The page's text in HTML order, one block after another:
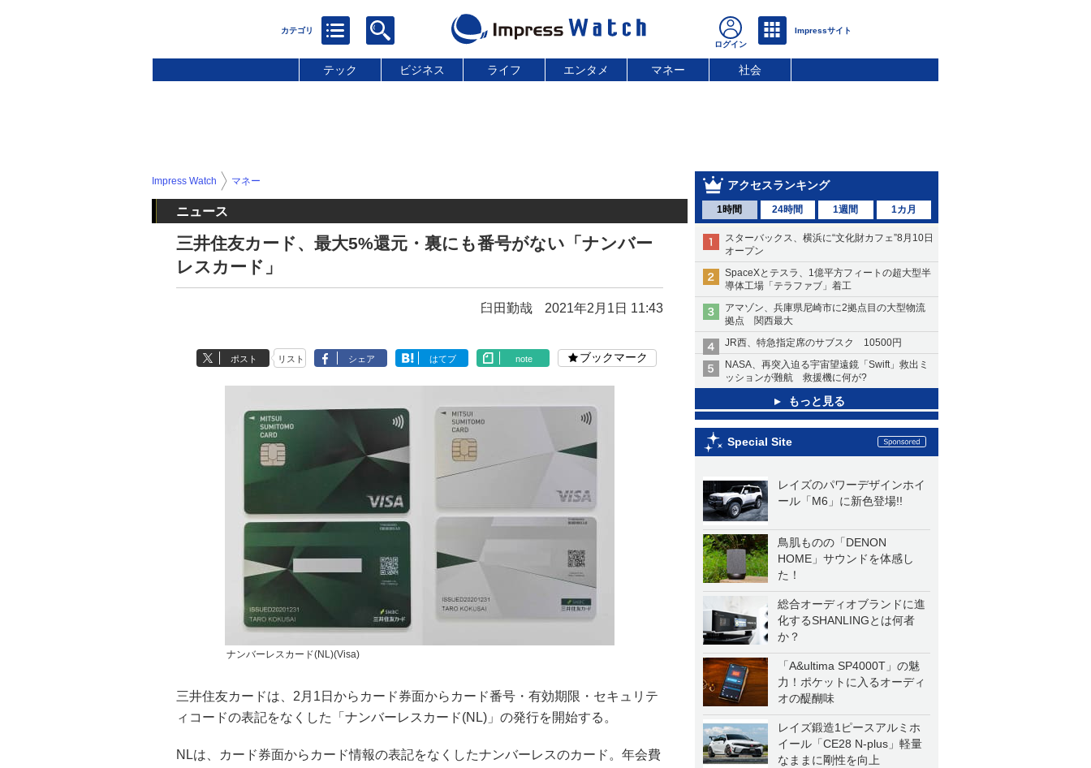
テック ビジネス ライフ エンタメ マネー 社会
アクセスランキング
1時間 24時間 1週間 1カ月
スターバックス、横浜に“文化財カフェ”8月10日
オープン
SpaceXとテスラ、1億平方フィートの超大型半
導体工場「テラファブ」着工
アマゾン、兵庫県尼崎市に2拠点目の大型物流
拠点 関西最大
JR西、特急指定席のサブスク 10500円
NASA、再突入迫る宇宙望遠鏡「Swift」救出ミ
ッションが難航 救援機に何が?
もっと見る
Special Site
レイズのパワーデザインホイ
ール「M6」に新色登場!!
鳥肌ものの「DENON
HOME」サウンドを体感し
た！
総合オーディオブランドに進
化するSHANLINGとは何者
か？
「A&ultima SP4000T」の魅
力！ポケットに入るオーディ
オの醍醐味
レイズ鍛造1ピースアルミホ
イール「CE28 N-plus」軽量
なままに剛性を向上
Impress Watch マネー
ニュース
三井住友カード、最大5%還元・裏にも番号がない「ナンバー
レスカード」
臼田勤哉 2021年2月1日 11:43
ポスト リスト シェア はてブ note ブックマーク
ナンバーレスカード(NL)(Visa)
三井住友カードは、2月1日からカード券面からカード番号・有効期限・セキュリテ
ィコードの表記をなくした「ナンバーレスカード(NL)」の発行を開始する。
NLは、カード券面からカード情報の表記をなくしたナンバーレスのカード。年会費